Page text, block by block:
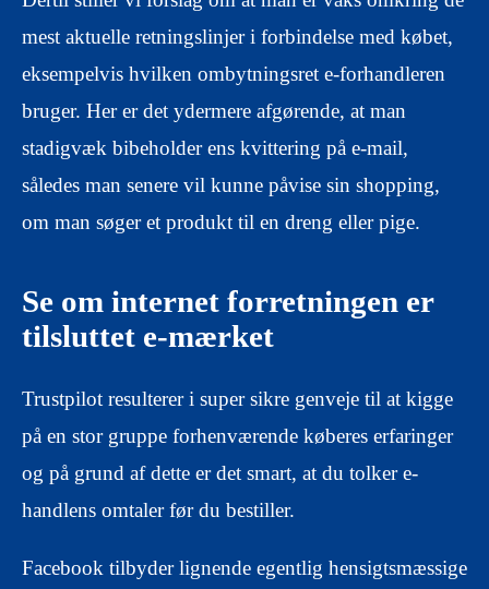
mest aktuelle retningslinjer i forbindelse med købet,
eksempelvis hvilken ombytningsret e-forhandleren
bruger. Her er det ydermere afgørende, at man
stadigvæk bibeholder ens kvittering på e-mail,
således man senere vil kunne påvise sin shopping,
om man søger et produkt til en dreng eller pige.
Se om internet forretningen er
tilsluttet e-mærket
Trustpilot resulterer i super sikre genveje til at kigge
på en stor gruppe forhenværende køberes erfaringer
og på grund af dette er det smart, at du tolker e-
handlens omtaler før du bestiller.
Facebook tilbyder lignende egentlig hensigtsmæssige